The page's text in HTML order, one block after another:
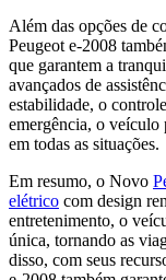
Além das opções de
Peugeot e-2008
que garantem a
avançados de
estabilidade, o
emergência, o veículo
em todas as situações.
Em resumo, o Novo
elétrico com design
entretenimento, o
única, tornando as
disso, com seus